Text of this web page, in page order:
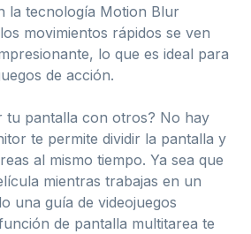
la tecnología Motion Blur
movimientos rápidos se ven
lo que es ideal para
de acción.
tu pantalla con otros? No hay
te permite dividir la pantalla y
al mismo tiempo. Ya sea que
mientras trabajas en un
una guía de videojuegos
de pantalla multitarea te